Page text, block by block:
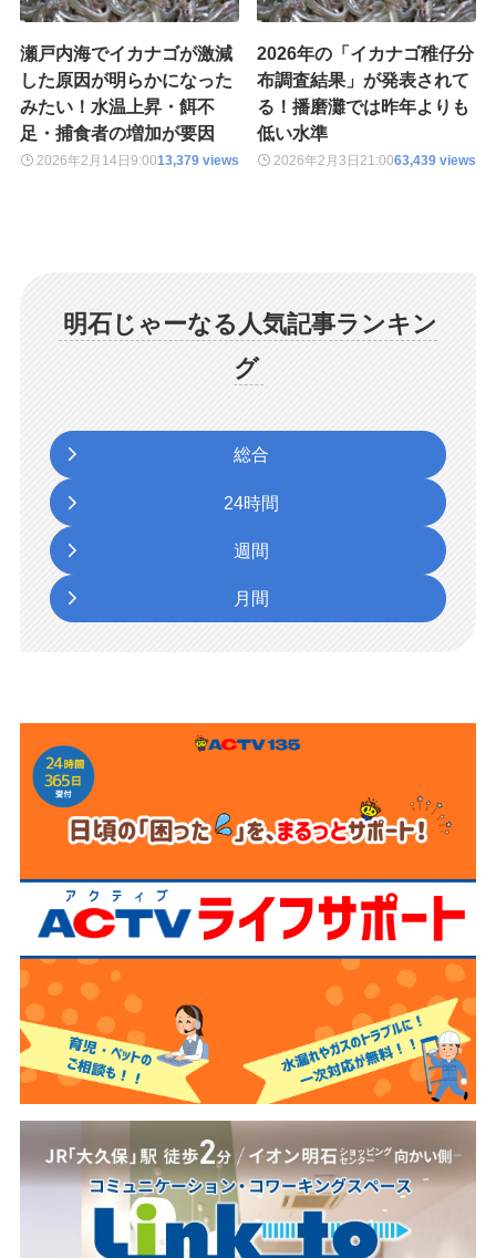
瀬戸内海でイカナゴが激減
した原因が明らかになった
みたい！水温上昇・餌不
足・捕食者の増加が要因
2026年2月14日 9:0013,379 views
2026年の「イカナゴ稚仔分
布調査結果」が発表されて
る！播磨灘では昨年よりも
低い水準
2026年2月3日21:0063,439 views
明石じゃーなる人気記事ランキン
グ
総合
24時間
週間
月間